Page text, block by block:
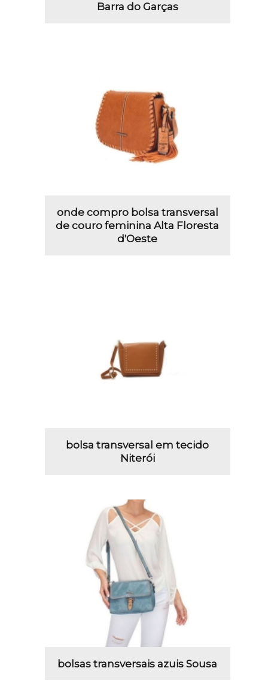
Barra do Garças
onde compro bolsa transversal
de couro feminina Alta Floresta
d'Oeste
bolsa transversal em tecido
Niterói
bolsas transversais azuis Sousa